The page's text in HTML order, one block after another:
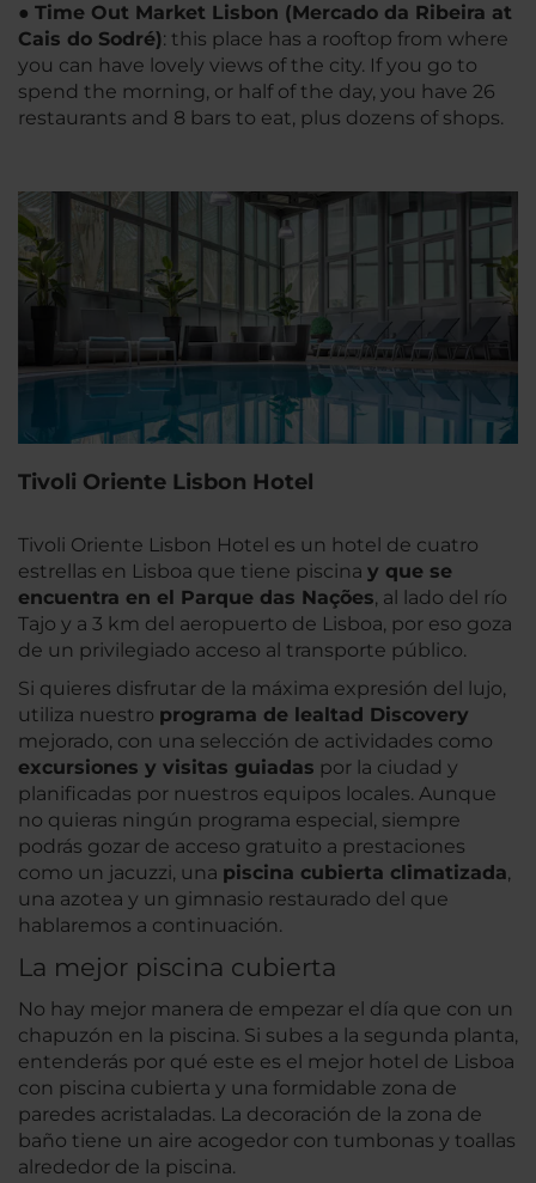
● Time Out Market Lisbon (Mercado da Ribeira at
Cais do Sodré): this place has a rooftop from where
you can have lovely views of the city. If you go to
spend the morning, or half of the day, you have 26
restaurants and 8 bars to eat, plus dozens of shops.
Tivoli Oriente Lisbon Hotel
Tivoli Oriente Lisbon Hotel es un hotel de cuatro
estrellas en Lisboa que tiene piscina y que se
encuentra en el Parque das Nações, al lado del río
Tajo y a 3 km del aeropuerto de Lisboa, por eso goza
de un privilegiado acceso al transporte público.
Si quieres disfrutar de la máxima expresión del lujo,
utiliza nuestro programa de lealtad Discovery
mejorado, con una selección de actividades como
excursiones y visitas guiadas por la ciudad y
planificadas por nuestros equipos locales. Aunque
no quieras ningún programa especial, siempre
podrás gozar de acceso gratuito a prestaciones
como un jacuzzi, una piscina cubierta climatizada,
una azotea y un gimnasio restaurado del que
hablaremos a continuación.
La mejor piscina cubierta
No hay mejor manera de empezar el día que con un
chapuzón en la piscina. Si subes a la segunda planta,
entenderás por qué este es el mejor hotel de Lisboa
con piscina cubierta y una formidable zona de
paredes acristaladas. La decoración de la zona de
baño tiene un aire acogedor con tumbonas y toallas
alrededor de la piscina.